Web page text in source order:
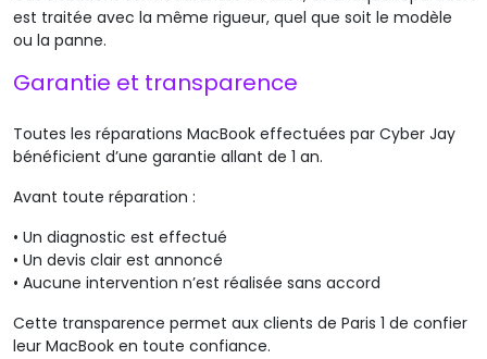
est traitée avec la même rigueur, quel que soit le modèle
ou la panne.
Garantie et transparence
Toutes les réparations MacBook effectuées par Cyber Jay
bénéficient d’une garantie allant de 1 an.
Avant toute réparation :
• Un diagnostic est effectué
• Un devis clair est annoncé
• Aucune intervention n’est réalisée sans accord
Cette transparence permet aux clients de Paris 1 de confier
leur MacBook en toute confiance.